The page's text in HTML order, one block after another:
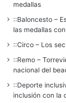
medallas
::Baloncesto –
las medallas
::Circo – Los
::Remo –
nacional del
::Deporte
inclusión con la